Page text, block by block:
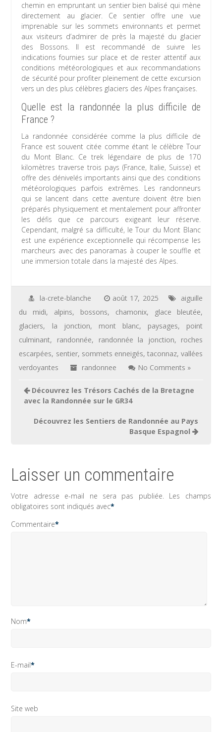
chemin en empruntant un sentier bien balisé qui mène
directement au glacier. Ce sentier offre une vue
imprenable sur les sommets environnants et permet
aux visiteurs d’admirer de près la majesté du glacier
des Bossons. Il est recommandé de suivre les
indications fournies sur place et de rester attentif aux
conditions météorologiques et aux recommandations
de sécurité pour profiter pleinement de cette excursion
vers un des plus célèbres glaciers des Alpes françaises.
Quelle est la randonnée la plus difficile de
France ?
La randonnée considérée comme la plus difficile de
France est souvent citée comme étant le célèbre Tour
du Mont Blanc. Ce trek légendaire de plus de 170
kilomètres traverse trois pays (France, Italie, Suisse) et
offre des dénivelés importants ainsi que des conditions
météorologiques parfois extrêmes. Les randonneurs
qui se lancent dans cette aventure doivent être bien
préparés physiquement et mentalement pour affronter
les défis que ce parcours exigeant leur réserve.
Cependant, malgré sa difficulté, le Tour du Mont Blanc
est une expérience exceptionnelle qui récompense les
marcheurs avec des panoramas à couper le souffle et
une immersion totale dans la majesté des Alpes.
la-crete-blanche août 17, 2025
aiguille
du midi, alpins, bossons, chamonix, glace bleutée,
glaciers, la jonction, mont blanc, paysages, point
culminant, randonnée, randonnée la jonction, roches
escarpées, sentier, sommets enneigés,taconnaz,vallées
verdoyantes
randonnee No Comments »
Navigation
de
Découvrez les Trésors Cachés de la Bretagne
avec la Randonnée sur le GR34
Découvrez les Sentiers de Randonnée au Pays
Basque Espagnol
Laisser un commentaire
Votre adresse e-mail ne sera pas publiée. Les champs
obligatoires sont indiqués avec*
Commentaire*
Nom*
E-mail*
Site web